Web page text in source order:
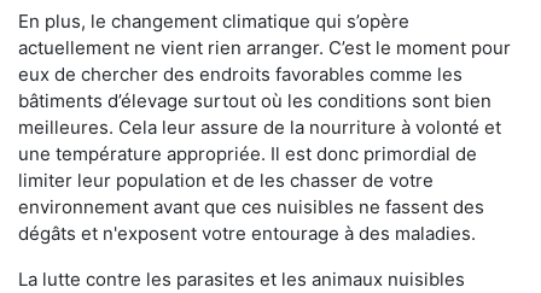
En plus, le changement climatique qui s’opère
actuellement ne vient rien arranger. C’est le moment pour
eux de chercher des endroits favorables comme les
bâtiments d’élevage surtout où les conditions sont bien
meilleures. Cela leur assure de la nourriture à volonté et
une température appropriée. Il est donc primordial de
limiter leur population et de les chasser de votre
environnement avant que ces nuisibles ne fassent des
dégâts et n'exposent votre entourage à des maladies.
La lutte contre les parasites et les animaux nuisibles